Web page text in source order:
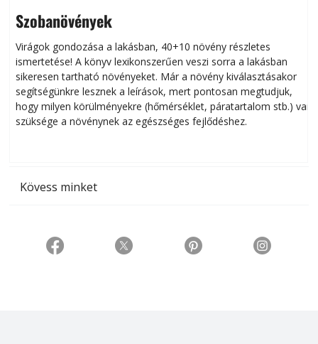
Szobanövények
Virágok gondozása a lakásban, 40+10 növény részletes
ismertetése! A könyv lexikonszerűen veszi sorra a lakásban
sikeresen tart­ha­tó növényeket. Már a növény kiválasztásakor
segítségünkre lesznek a leírások, mert pontosan megtudjuk,
hogy milyen körülményekre (hőmérséklet, páratartalom stb.) van
szüksége a növénynek az egészséges fejlődéshez.
Kövess minket